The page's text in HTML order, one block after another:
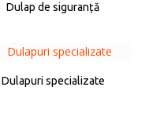
Dulap de siguranță
Dulapuri specializate